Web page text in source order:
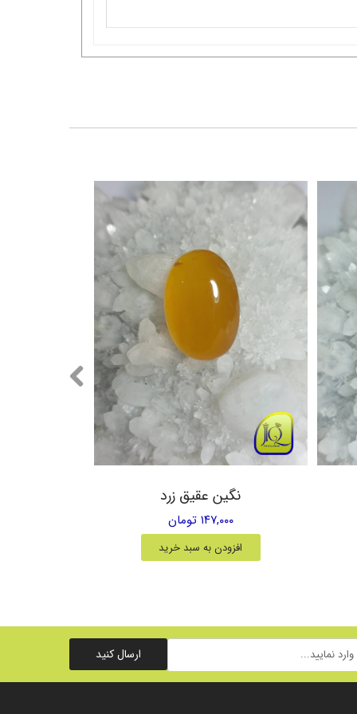
نگین عقیق زرد
۱۴۷,۰۰۰ تومان
افزودن به سبد خرید
ارسال کنید